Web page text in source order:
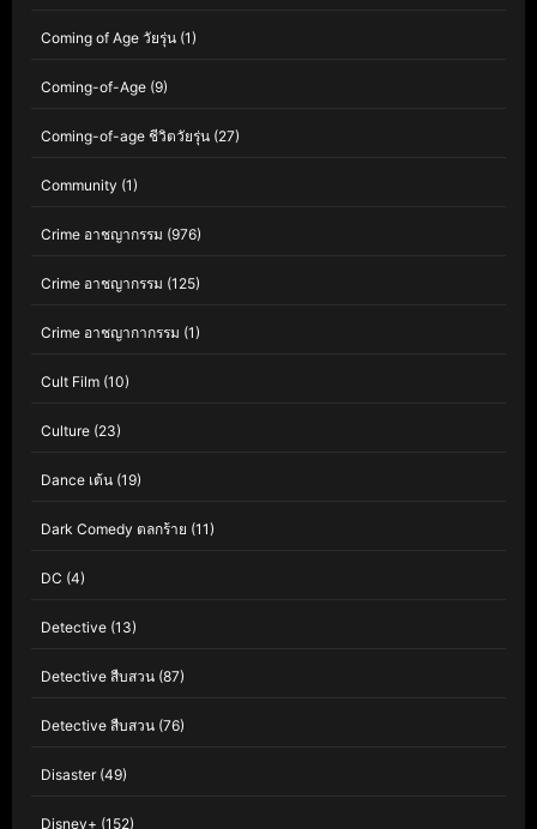
Coming of Age วัยรุ่น (1)
Coming-of-Age (9)
Coming-of-age ชีวิตวัยรุ่น (27)
Community (1)
Crime อาชญากรรม (976)
Crime อาชญากรรม (125)
Crime อาชญากากรรม (1)
Cult Film (10)
Culture (23)
Dance เต้น (19)
Dark Comedy ตลกร้าย (11)
DC (4)
Detective (13)
Detective สืบสวน (87)
Detective สืบสวน (76)
Disaster(49)
Disney+ (152)